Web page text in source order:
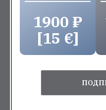
1900 ₽
[15 €]